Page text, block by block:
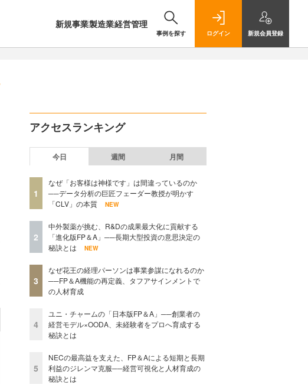
新規事業製造業経営管理
事例を探す ログイン 新規会員登録
アクセスランキング
今日 週間 月間
1
なぜ「お客様は神様です」は間違っているのか
──データ分析の巨匠フェーダー教授が明かす
「CLV」の本質
NEW
2
中外製薬が挑む、R&Dの成果最大化に貢献する
「進化版FP＆A」──長期大型投資の意思決定の
秘訣とは
NEW
3
なぜ花王の経理パーソンは事業参謀になれるのか
──FP＆A機能の再定義、タフアサインメントで
の人材育成
4
ユニ・チャームの「日本版FP＆A」──創業者の
経営モデル×OODA、未経験者をプロへ育成する
秘訣とは
5
NECの最高益を支えた、FP＆Aによる短期と長期
利益のジレンマ克服──経営可視化と人材育成の
秘訣とは